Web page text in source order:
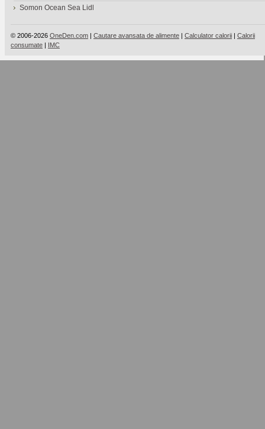
Somon Ocean Sea Lidl
© 2006-2026 OneDen.com | Cautare avansata de alimente | Calculator calorii | Calorii
consumate | IMC